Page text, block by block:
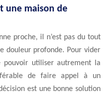
une maison de
proche, il n’est pas du tout
douleur profonde. Pour vider
pouvoir utiliser autrement la
de faire appel à un
est une bonne solution